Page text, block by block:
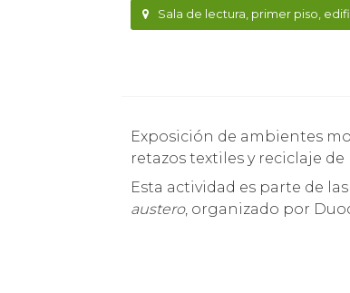
Sala de lectura, primer piso,
Exposición de ambientes montados con productos realizados a partir de ropa donada
retazos textiles y reciclaje
Esta actividad es parte de
austero, organizado por